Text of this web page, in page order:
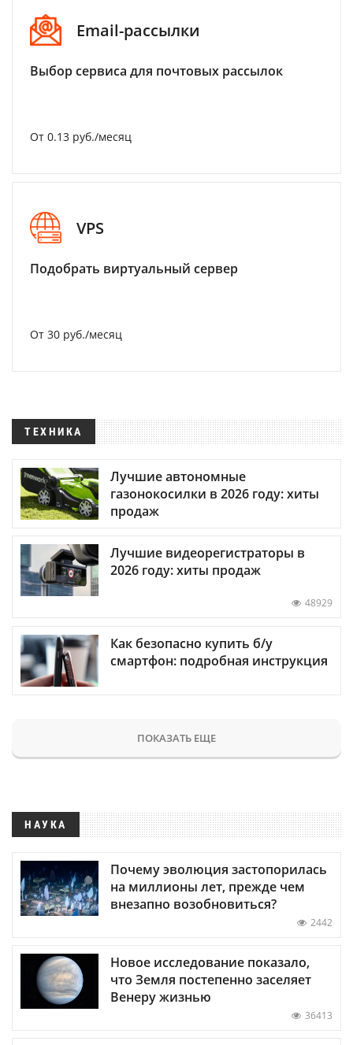
Email-рассылки
Выбор сервиса для почтовых рассылок
От 0.13 руб./месяц
VPS
Подобрать виртуальный сервер
От 30 руб./месяц
ТЕХНИКА
Лучшие автономные
газонокосилки в 2026 году: хиты
продаж
Лучшие видеорегистраторы в
2026 году: хиты продаж
48929
Как безопасно купить б/у
смартфон: подробная инструкция
ПОКАЗАТЬ ЕЩЕ
НАУКА
Почему эволюция застопорилась
на миллионы лет, прежде чем
внезапно возобновиться?
2442
Новое исследование показало,
что Земля постепенно заселяет
Венеру жизнью
36413